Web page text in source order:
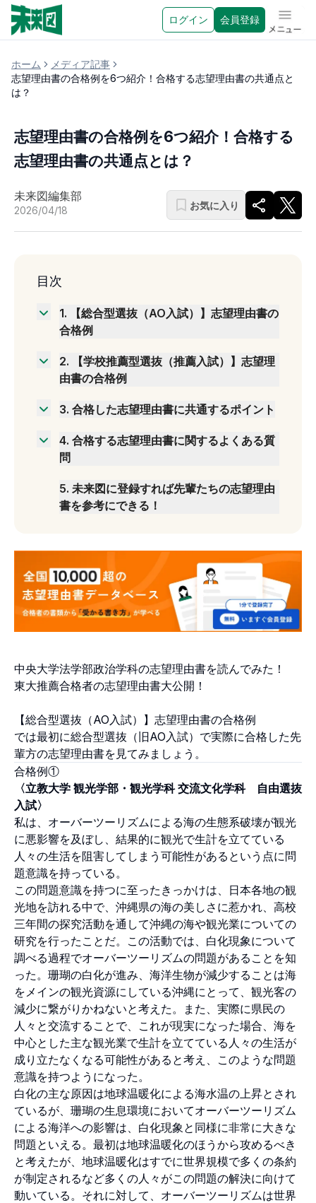
ログイン 会員登録 メニュ
ホーム
メディア記事
志望理由書の合格例を6つ紹介！合格する志望理由書の共通点と
は？
志望理由書の合格例を6つ紹介！合格する
志望理由書の共通点とは？
未来図編集部
2026/04/18 お気に入り
目次
1.
【総合型選抜（AO入試）】志望理由書の
合格例
合格例②
合格例③
2.
【学校推薦型選抜（推薦入試）】志望理
由書の合格例
合格例②
合格例③
3. 合格した志望理由書に共通するポイント
内容が一貫している
アドミッション・ポリシーに合致する人物像に
なっている
4. 合格する志望理由書に関するよくある質
問
実績がないと合格できない？
アドミッション・ポリシーとかけ離れているけ
5. 未来図に登録すれば先輩たちの志望理由
書を参考にできる！
中央大学法学部政治学科の志望理由書を読んでみた！
東大推薦合格者の志望理由書大公開！
【総合型選抜（AO入試）】志望理由書の合格例
では最初に総合型選抜（旧AO入試）で実際に合格した先
輩方の志望理由書を見てみましょう。
合格例①
〈立教大学 観光学部・観光学科 交流文化学科 自由選抜
入試〉
私は、オーバーツーリズムによる海の生態系破壊が観光
に悪影響を及ぼし、結果的に観光で生計を立てている
人々の生活を阻害してしまう可能性があるという点に問
題意識を持っている。
この問題意識を持つに至ったきっかけは、日本各地の観
光地を訪れる中で、沖縄県の海の美しさに惹かれ、高校
三年間の探究活動を通して沖縄の海や観光業についての
研究を行ったことだ。この活動では、白化現象について
調べる過程でオーバーツーリズムの問題があることを知
った。珊瑚の白化が進み、海洋生物が減少することは海
をメインの観光資源にしている沖縄にとって、観光客の
減少に繋がりかねないと考えた。また、実際に県民の
人々と交流することで、これが現実になった場合、海を
中心とした主な観光業で生計を立てている人々の生活が
成り立たなくなる可能性があると考え、このような問題
意識を持つようになった。
白化の主な原因は地球温暖化による海水温の上昇とされ
ているが、珊瑚の生息環境においてオーバーツーリズム
による海洋への影響は、白化現象と同様に非常に大きな
問題といえる。最初は地球温暖化のほうから攻めるべき
と考えたが、地球温暖化はすでに世界規模で多くの条約
が制定されるなど多くの人々がこの問題の解決に向けて
動いている。それに対して、オーバーツーリズムは世界